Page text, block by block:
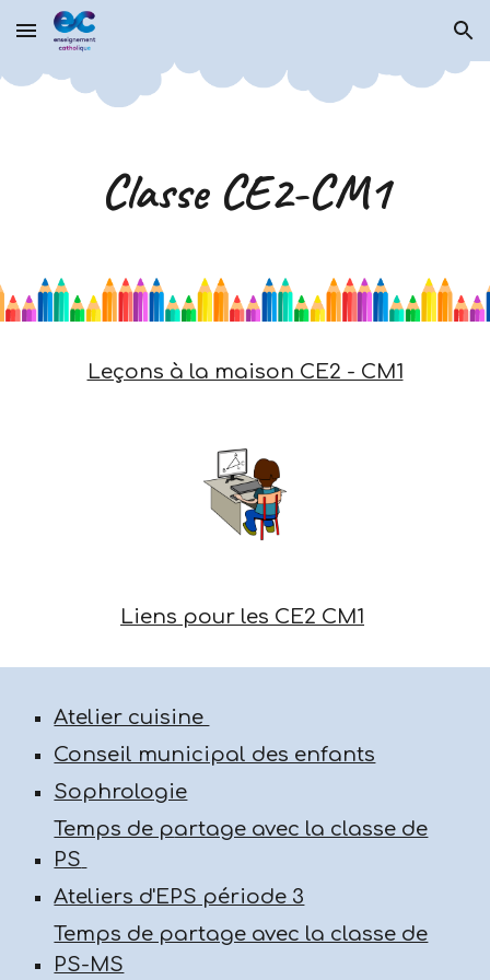
Skip to main content Skip to navigation
Classe CE2-CM1
Leçons à la maison CE2 - CM1
Liens pour les CE2 CM1
Atelier cuisine
Conseil municipal des enfants
Sophrologie
Temps de partage avec la classe de
PS
Ateliers d'EPS période 3
Temps de partage avec la classe de
PS-MS